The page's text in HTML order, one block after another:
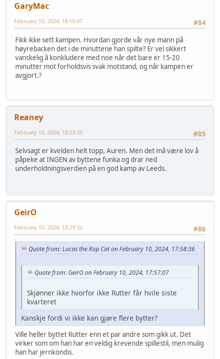
GaryMac
#84
February 10, 2024, 18:10:47
Fikk ikke sett kampen. Hvordan gjorde vår nye mann på
høyrebacken det i de minuttene han spilte? Er vel sikkert
vanskelig å konkludere med noe når det bare er 15-20
minutter mot forholdsvis svak motstand, og når kampen er
avgjort.?
Reaney
#85
February 10, 2024, 18:23:35
Selvsagt er kvelden helt topp, Auren. Men det må være lov å
påpeke at INGEN av byttene funka og drar ned
underholdningsverdien på en god kamp av Leeds.
GeirO
#86
February 10, 2024, 18:29:32
Quote from: Lucas the Kop Cat on February 10, 2024, 17:58:36
Quote from: GeirO on February 10, 2024, 17:57:07
Skjønner ikke hvorfor ikke Rutter får hvile siste
kvarteret
Kanskje fordi vi ikke kan gjøre flere bytter?
Ville heller byttet Rutter enn et par andre som gikk ut. Det
virker som om han har en veldig krevende spillestil, men mulig
han har jernkondis.